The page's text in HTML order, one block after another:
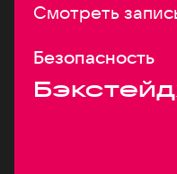
Смотреть
Безопасность